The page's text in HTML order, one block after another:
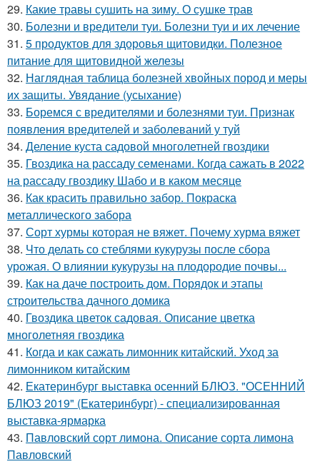
29. Какие травы сушить на зиму. О сушке трав
30. Болезни и вредители туи. Болезни туи и их лечение
31. 5 продуктов для здоровья щитовидки. Полезное
питание для щитовидной железы
32. Наглядная таблица болезней хвойных пород и меры
их защиты. Увядание (усыхание)
33. Боремся с вредителями и болезнями туи. Признак
появления вредителей и заболеваний у туй
34. Деление куста садовой многолетней гвоздики
35. Гвоздика на рассаду семенами. Когда сажать в 2022
на рассаду гвоздику Шабо и в каком месяце
36. Как красить правильно забор. Покраска
металлического забора
37. Сорт хурмы которая не вяжет. Почему хурма вяжет
38. Что делать со стеблями кукурузы после сбора
урожая. О влиянии кукурузы на плодородие почвы...
39. Как на даче построить дом. Порядок и этапы
строительства дачного домика
40. Гвоздика цветок садовая. Описание цветка
многолетняя гвоздика
41. Когда и как сажать лимонник китайский. Уход за
лимонником китайским
42. Екатеринбург выставка осенний БЛЮЗ. "ОСЕННИЙ
БЛЮЗ 2019" (Екатеринбург) - специализированная
выставка-ярмарка
43. Павловский сорт лимона. Описание сорта лимона
Павловский